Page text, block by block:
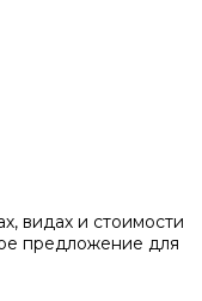
видах и стоимости
предложение для